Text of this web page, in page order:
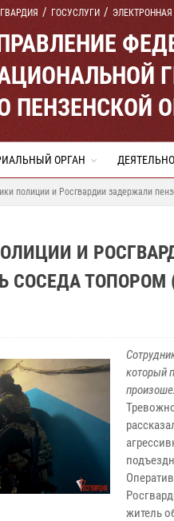
ГОСУСЛУГИ
ПЕНЗЕНСКОЙ
ОРГАН
полиции и Росгвардии задержали
И
СОСЕДА ТОПОРОМ
который
житель